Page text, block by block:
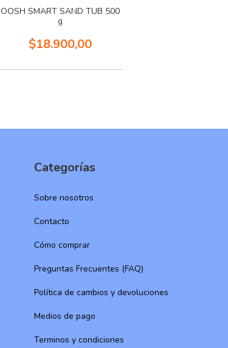
OOSH SMART SAND TUB 500
g
$18.900,00
Categorías
Sobre nosotros
Contacto
Cómo comprar
Preguntas Frecuentes (FAQ)
Política de cambios y devoluciones
Medios de pago
Terminos y condiciones